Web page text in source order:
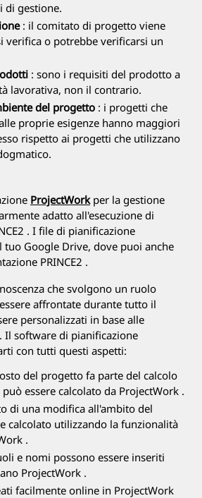
di gestione.
: il comitato di progetto viene
verifica o potrebbe verificarsi un
: sono i requisiti del prodotto a
lavorativa, non il contrario.
del progetto : i progetti che
proprie esigenze hanno maggiori
rispetto ai progetti che utilizzano
ProjectWorkper la gestione
adatto all'esecuzione di
. I file di pianificazione
Google Drive, dove puoi anche
PRINCE2 .
che svolgono un ruolo
affrontate durante tutto il
personalizzati in base alle
Il software di pianificazione
con tutti questi aspetti:
del progetto fa parte del calcolo
essere calcolato da ProjectWork .
di una modifica all'ambito del
calcolato utilizzando la funzionalità
.
e nomi possono essere inseriti
ProjectWork .
facilmente online in ProjectWork